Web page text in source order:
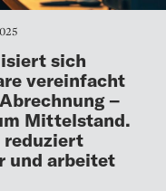
sich
vereinfacht
–
Mittelstand.
reduziert
und arbeitet